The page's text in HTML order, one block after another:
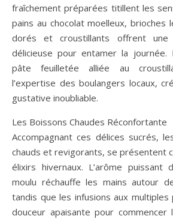
fraîchement préparées titillent les
pains au chocolat moelleux, brioches
dorés et croustillants offrent une
délicieuse pour entamer la
pâte feuilletée alliée au
l’expertise des boulangers locaux,
gustative inoubliable.
Les Boissons Chaudes Réconfortante
Accompagnant ces délices sucrés,
chauds et revigorants, se présentent
élixirs hivernaux. L’arôme puissant
moulu réchauffe les mains autour
tandis que les infusions aux
douceur apaisante pour